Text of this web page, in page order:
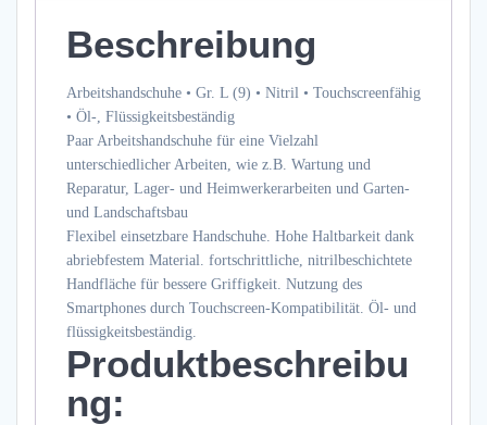
Beschreibung
Arbeitshandschuhe • Gr. L (9) • Nitril • Touchscreenfähig
• Öl-, Flüssigkeitsbeständig
Paar Arbeitshandschuhe für eine Vielzahl
unterschiedlicher Arbeiten, wie z.B. Wartung und
Reparatur, Lager- und Heimwerkerarbeiten und Garten-
und Landschaftsbau
Flexibel einsetzbare Handschuhe. Hohe Haltbarkeit dank
abriebfestem Material. fortschrittliche, nitrilbeschichtete
Handfläche für bessere Griffigkeit. Nutzung des
Smartphones durch Touchscreen-Kompatibilität. Öl- und
flüssigkeitsbeständig.
Produktbeschreibu
ng: